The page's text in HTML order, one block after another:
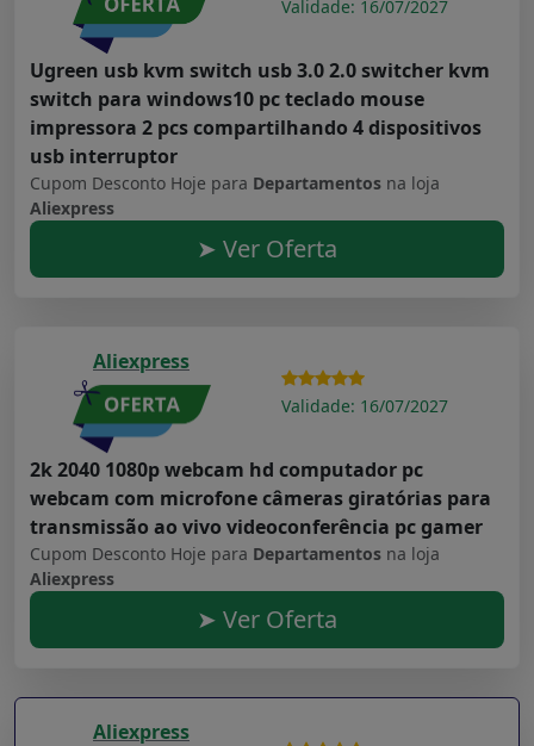
Validade: 16/07/2027
Ugreen usb kvm switch usb 3.0 2.0 switcher kvm
switch para windows10 pc teclado mouse
impressora 2 pcs compartilhando 4 dispositivos
usb interruptor
Cupom Desconto Hoje para Departamentos na loja
Aliexpress
➤ Ver Oferta
Aliexpress
Validade: 16/07/2027
2k 2040 1080p webcam hd computador pc
webcam com microfone câmeras giratórias para
transmissão ao vivo videoconferência pc gamer
Cupom Desconto Hoje para Departamentos na loja
Aliexpress
➤ Ver Oferta
Aliexpress